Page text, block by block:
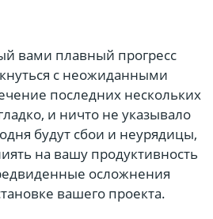
вами плавный прогресс
с неожиданными
последних нескольких
и ничто не указывало
будут сбои и неурядицы,
на вашу продуктивность
осложнения
вашего проекта.